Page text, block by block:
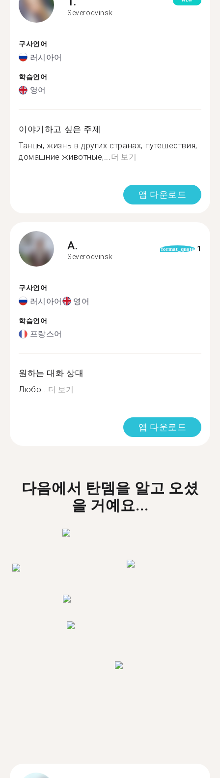
Severodvinsk
구사언어
러시아어
학습언어
영어
이야기하고 싶은 주제
Танцы, жизнь в других странах, путешествия,
домашние животные,...더 보기
앱 다운로드
A.
Severodvinsk
format_quote 1
구사언어
러시아어 영어
학습언어
프랑스어
원하는 대화 상대
Любо...더 보기
앱 다운로드
다음에서 탄뎀을 알고 오셨
을 거예요...